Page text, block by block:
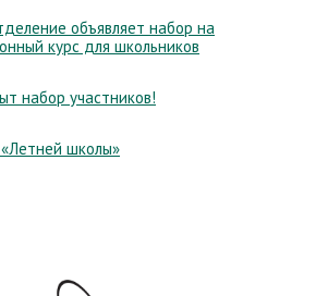
объявляет набор на
курс для школьников
набор участников!
школы»